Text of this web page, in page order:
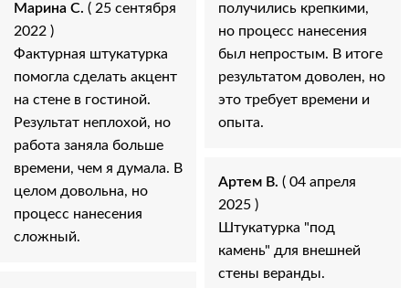
Марина С. ( 25 сентября
2022 )
Фактурная штукатурка
помогла сделать акцент
на стене в гостиной.
Результат неплохой, но
работа заняла больше
времени, чем я думала. В
целом довольна, но
процесс нанесения
сложный.
получились крепкими,
но процесс нанесения
был непростым. В итоге
результатом доволен, но
это требует времени и
опыта.
Артем В. ( 04 апреля
2025 )
Штукатурка "под
камень" для внешней
стены веранды.